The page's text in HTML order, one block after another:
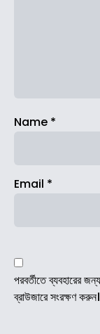
Name *
Email *
পরবর্তীতে ব্যবহারের
ব্রাউজারে সংরক্ষণ করুন।